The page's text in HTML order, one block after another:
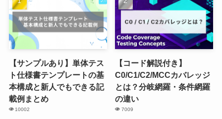
【サンプルあり】単体テス
ト仕様書テンプレートの基
本構成と新人でもできる記
載例まとめ
10002
【コード解説付き】
C0/C1/C2/MCCカバレッジ
とは？分岐網羅・条件網羅
の違い
7009